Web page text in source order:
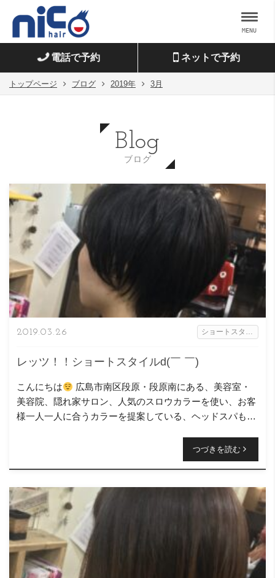
電話で予約 ネットで予約
トップページ ブログ 2019年 3月
Blog
ブログ
レッツ！！ショートスタイルd(￣ ￣)
2019.03.26 ショートスタイル
こんにちは
広島市南区段原・段原南にある、美容室・
美容院、隠れ家サロン、人気のスロウカラーを使い、お客
様一人一人に合うカラーを提案している、ヘッドスパも得
つづきを読む
MENU